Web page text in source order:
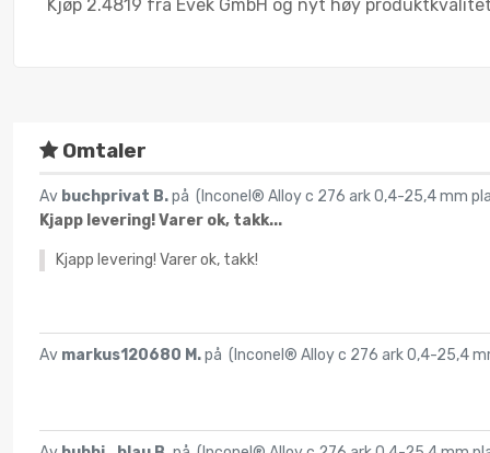
Kjøp 2.4819 fra Evek GmbH og nyt høy
Omtaler
Av buchprivat B.på ( Inconel® Alloy c 276 ark 0,4-25,4 mm
Kjapp levering! Varer ok, takk...
Kjapp levering! Varer ok, takk!
Av markus120680 M.på ( Inconel® Alloy c 276 ark 0,4-25,4